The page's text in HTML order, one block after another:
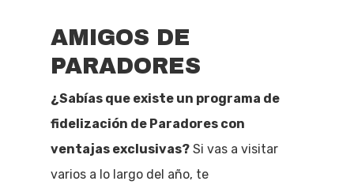
AMIGOS DE
PARADORES
¿Sabías que existe un programa de
fidelización de Paradores con
ventajas exclusivas? Si vas a visitar
varios a lo largo del año, te